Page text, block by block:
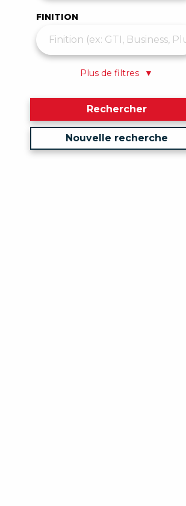
FINITION
Plus de filtres ▼
Rechercher
Nouvelle recherche